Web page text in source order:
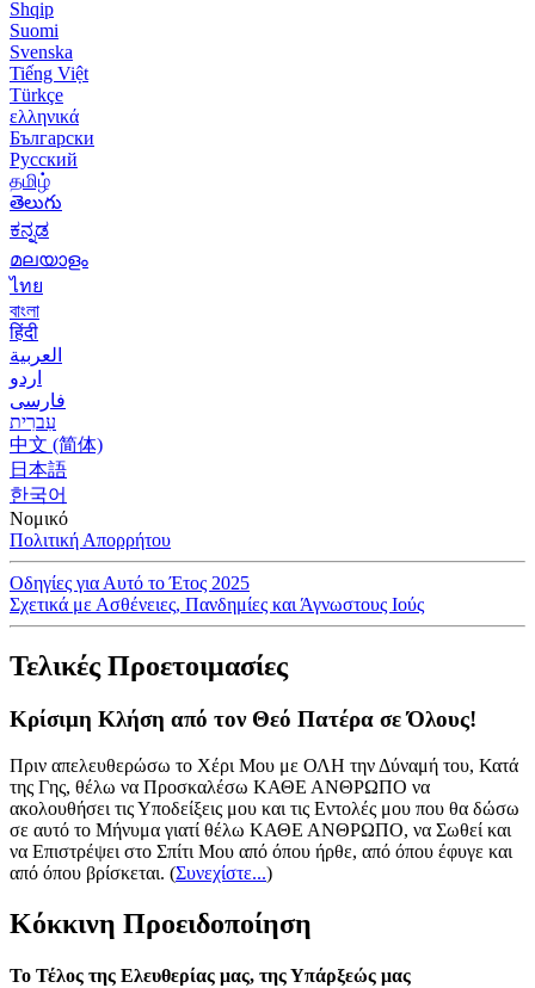
Shqip
Suomi
Svenska
Tiếng Việt
Türkçe
ελληνικά
Български
Русский
தமிழ்
తెలుగు
ಕನ್ನಡ
മലയാളം
ไทย
বাংলা
हिंदी
العربية
اردو
فارسی
עִברִית
中文 (简体)
日本語
한국어
Νομικό
Πολιτική Απορρήτου
Οδηγίες για Αυτό το Έτος 2025
Σχετικά με Ασθένειες, Πανδημίες και Άγνωστους Ιούς
Τελικές Προετοιμασίες
Κρίσιμη Κλήση από τον Θεό Πατέρα σε Όλους!
Πριν απελευθερώσω το Χέρι Μου με ΟΛΗ την Δύναμή του, Κατά
της Γης, θέλω να Προσκαλέσω ΚΑΘΕ ΑΝΘΡΩΠΟ να
ακολουθήσει τις Υποδείξεις μου και τις Εντολές μου που θα δώσω
σε αυτό το Μήνυμα γιατί θέλω ΚΑΘΕ ΑΝΘΡΩΠΟ, να Σωθεί και
να Επιστρέψει στο Σπίτι Μου από όπου ήρθε, από όπου έφυγε και
από όπου βρίσκεται. (Συνεχίστε...)
Κόκκινη Προειδοποίηση
Το Τέλος της Ελευθερίας μας, της Υπάρξεώς μας